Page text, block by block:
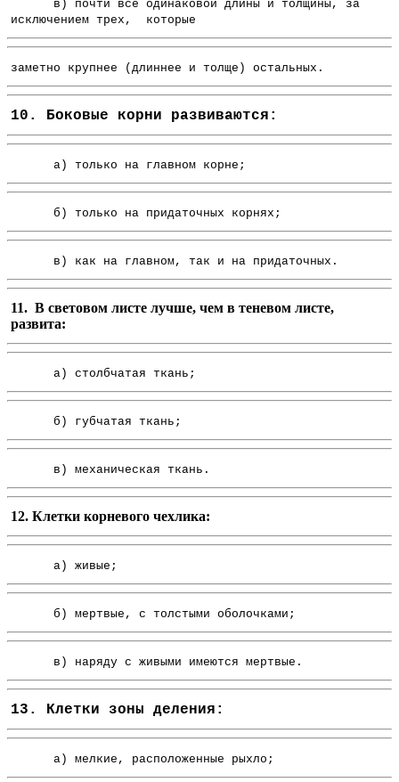
в) почти все одинаковой длины и толщины, за
исключением трех, которые
заметно крупнее (длиннее и толще) остальных.
10. Боковые корни развиваются:
а) только на главном корне;
б) только на придаточных корнях;
в) как на главном, так и на придаточных.
11. В световом листе лучше, чем в теневом листе,
развита:
а) столбчатая ткань;
б) губчатая ткань;
в) механическая ткань.
12. Клетки корневого чехлика:
а) живые;
б) мертвые, с толстыми оболочками;
в) наряду с живыми имеются мертвые.
13. Клетки зоны деления:
а) мелкие, расположенные рыхло;